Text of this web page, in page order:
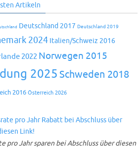
Artikeln
Deutschland 2017 Deutschland 2019
2024 Italien/Schweiz 2016
2022 Norwegen 2015
2025 Schweden 2018
2016 Österreich 2026
pro Jahr sparen bei Abschluss über diesen